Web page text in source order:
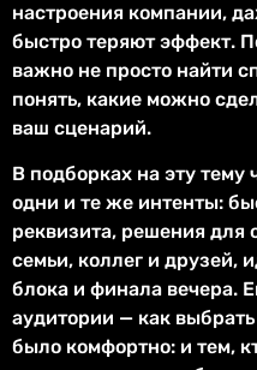
настроения компании,
быстро теряют эффект.
важно не просто найти
понять, какие можно
ваш сценарий.
В подборках на эту тему
одни и те же интенты:
реквизита, решения для
семьи, коллег и друзей,
блока и финала вечера.
аудитории — как
было комфортно: и тем,